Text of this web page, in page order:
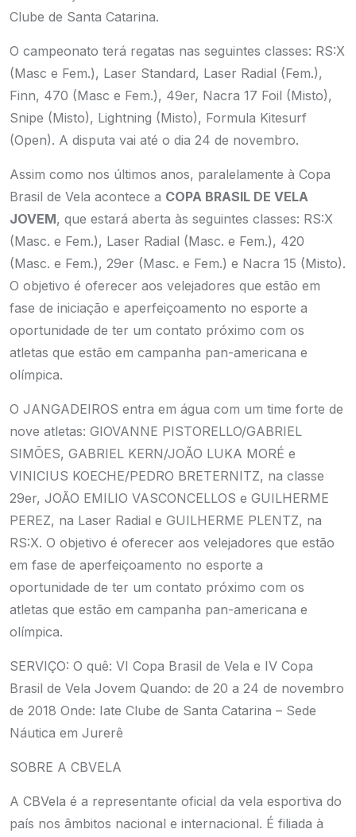
Clube de Santa Catarina.
O campeonato terá regatas nas seguintes classes: RS:X
(Masc e Fem.), Laser Standard, Laser Radial (Fem.),
Finn, 470 (Masc e Fem.), 49er, Nacra 17 Foil (Misto),
Snipe (Misto), Lightning (Misto), Formula Kitesurf
(Open). A disputa vai até o dia 24 de novembro.
Assim como nos últimos anos, paralelamente à Copa
Brasil de Vela acontece a COPA BRASIL DE VELA
JOVEM, que estará aberta às seguintes classes: RS:X
(Masc. e Fem.), Laser Radial (Masc. e Fem.), 420
(Masc. e Fem.), 29er (Masc. e Fem.) e Nacra 15 (Misto).
O objetivo é oferecer aos velejadores que estão em
fase de iniciação e aperfeiçoamento no esporte a
oportunidade de ter um contato próximo com os
atletas que estão em campanha pan-americana e
olímpica.
O JANGADEIROS entra em água com um time forte de
nove atletas: GIOVANNE PISTORELLO/GABRIEL
SIMÕES, GABRIEL KERN/JOÃO LUKA MORÉ e
VINICIUS KOECHE/PEDRO BRETERNITZ, na classe
29er, JOÃO EMILIO VASCONCELLOS e GUILHERME
PEREZ, na Laser Radial e GUILHERME PLENTZ, na
RS:X. O objetivo é oferecer aos velejadores que estão
em fase de aperfeiçoamento no esporte a
oportunidade de ter um contato próximo com os
atletas que estão em campanha pan-americana e
olímpica.
SERVIÇO: O quê: VI Copa Brasil de Vela e IV Copa
Brasil de Vela Jovem Quando: de 20 a 24 de novembro
de 2018 Onde: Iate Clube de Santa Catarina – Sede
Náutica em Jurerê
SOBRE A CBVELA
A CBVela é a representante oficial da vela esportiva do
país nos âmbitos nacional e internacional. É filiada à